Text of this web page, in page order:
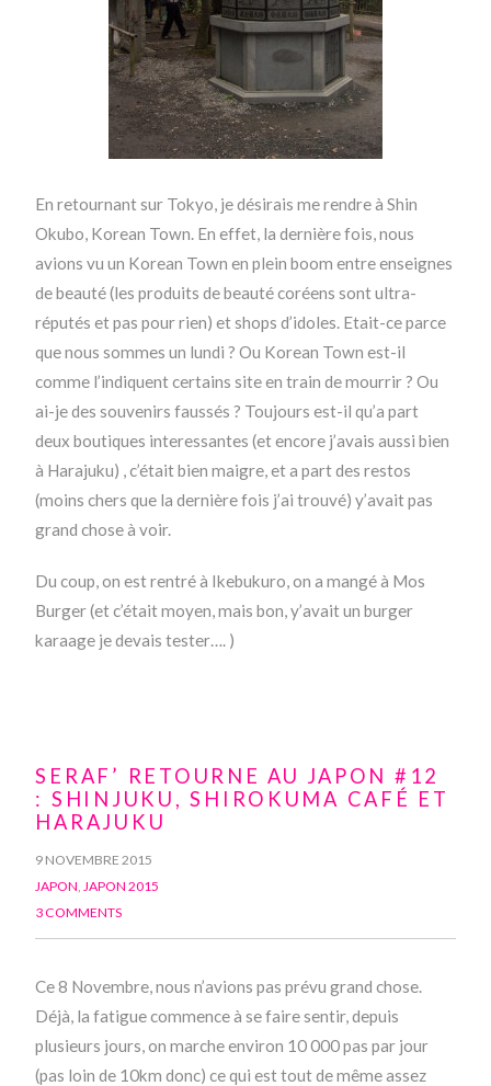
En retournant sur Tokyo, je désirais me rendre à Shin
Okubo, Korean Town. En effet, la dernière fois, nous
avions vu un Korean Town en plein boom entre enseignes
de beauté (les produits de beauté coréens sont ultra-
réputés et pas pour rien) et shops d’idoles. Etait-ce parce
que nous sommes un lundi ? Ou Korean Town est-il
comme l’indiquent certains site en train de mourrir ? Ou
ai-je des souvenirs faussés ? Toujours est-il qu’a part
deux boutiques interessantes (et encore j’avais aussi bien
à Harajuku) , c’était bien maigre, et a part des restos
(moins chers que la dernière fois j’ai trouvé) y’avait pas
grand chose à voir.
Du coup, on est rentré à Ikebukuro, on a mangé à Mos
Burger (et c’était moyen, mais bon, y’avait un burger
karaage je devais tester…. )
SERAF’ RETOURNE AU JAPON #12
: SHINJUKU, SHIROKUMA CAFÉ ET
HARAJUKU
9 NOVEMBRE 2015
JAPON JAPON 2015
3 COMMENTS
Ce 8 Novembre, nous n’avions pas prévu grand chose.
Déjà, la fatigue commence à se faire sentir, depuis
plusieurs jours, on marche environ 10 000 pas par jour
(pas loin de 10km donc) ce qui est tout de même assez